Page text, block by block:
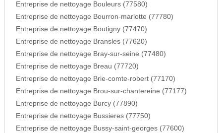
Entreprise de nettoyage Bouleurs (77580)
Entreprise de nettoyage Bourron-marlotte (77780)
Entreprise de nettoyage Boutigny (77470)
Entreprise de nettoyage Bransles (77620)
Entreprise de nettoyage Bray-sur-seine (77480)
Entreprise de nettoyage Breau (77720)
Entreprise de nettoyage Brie-comte-robert (77170)
Entreprise de nettoyage Brou-sur-chantereine (77177)
Entreprise de nettoyage Burcy (77890)
Entreprise de nettoyage Bussieres (77750)
Entreprise de nettoyage Bussy-saint-georges (77600)